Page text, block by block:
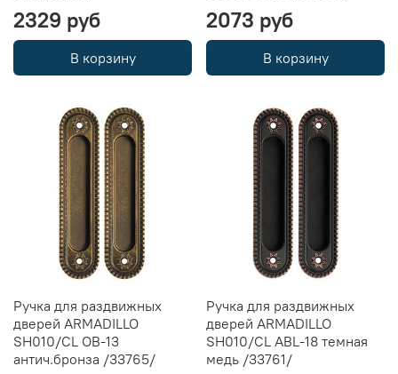
2329 руб
В корзину
2073 руб
В корзину
Ручка для раздвижных
дверей ARMADILLO
SH010/CL OB-13
антич.бронза /33765/
Ручка для раздвижных
дверей ARMADILLO
SH010/CL ABL-18 темная
медь /33761/